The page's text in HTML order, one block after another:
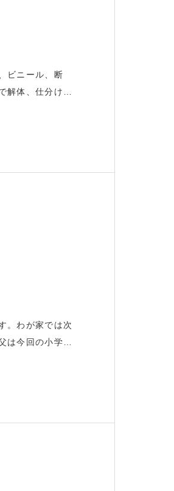
ビニール、断
解体、仕分けを
。わが家では次
は今回の小学校